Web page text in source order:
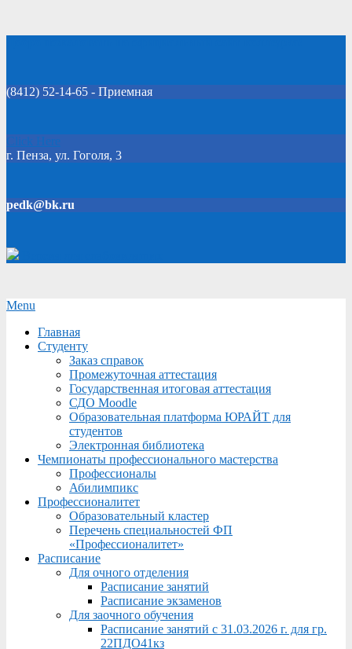
(8412) 52-14-65 - Приемная
Click Here
г. Пенза, ул. Гоголя, 3
pedk@bk.ru
Secondary
Menu
Menu
Главная
Студенту
Заказ справок
Промежуточная аттестация
Государственная итоговая аттестация
СДО Moodle
Образовательная платформа ЮРАЙТ для
студентов
Электронная библиотека
Чемпионаты профессионального мастерства
Профессионалы
Абилимпикс
Профессионалитет
Образовательный кластер
Перечень специальностей ФП
«Профессионалитет»
Расписание
Для очного отделения
Расписание занятий
Расписание экзаменов
Для заочного обучения
Расписание занятий с 31.03.2026 г. для гр.
22ПДО41кз